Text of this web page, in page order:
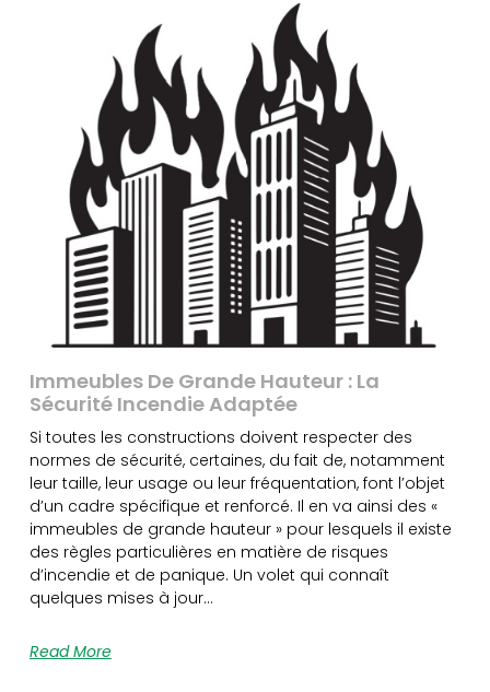
Immeubles De Grande Hauteur : La
Sécurité Incendie Adaptée
Si toutes les constructions doivent respecter des
normes de sécurité, certaines, du fait de, notamment
leur taille, leur usage ou leur fréquentation, font l’objet
d’un cadre spécifique et renforcé. Il en va ainsi des «
immeubles de grande hauteur » pour lesquels il existe
des règles particulières en matière de risques
d’incendie et de panique. Un volet qui connaît
quelques mises à jour…
Read More